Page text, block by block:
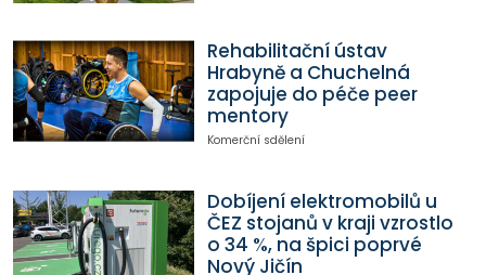
Rehabilitační ústav
Hrabyně a Chuchelná
zapojuje do péče peer
mentory
Komerční sdělení
Dobíjení elektromobilů u
ČEZ stojanů v kraji vzrostlo
o 34 %, na špici poprvé
Nový Jičín